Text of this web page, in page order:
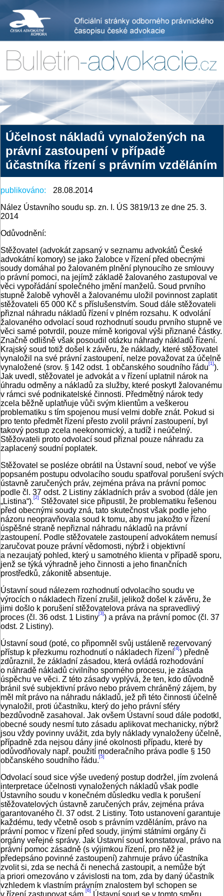
Účelnost nákladů vynaložených na
právní zastoupení v případě
účastníka řízení s právním vzděláním
publikováno:
28.08.2014
Nález Ústavního soudu sp. zn. I. ÚS 3819/13 ze dne 25. 3.
2014
Odůvodnění:
Stěžovatel (advokát zapsaný v seznamu advokátů České
advokátní komory) se jako žalobce v řízení před obecnými
soudy domáhal po žalovaném plnění plynoucího ze smlouvy
o právní pomoci, na jejímž základě žalovaného zastupoval ve
věci vypořádání společného jmění manželů. Soud prvního
stupně žalobě vyhověl a žalovanému uložil povinnost zaplatit
stěžovateli 65 000 Kč s příslušenstvím. Soud dále stěžovateli
přiznal náhradu nákladů řízení v plném rozsahu. K odvolání
žalovaného odvolací soud rozhodnutí soudu prvního stupně ve
věci samé potvrdil, pouze mírně korigoval výši přiznané částky.
Značně odlišně však posoudil otázku náhrady nákladů řízení.
Krajský soud totiž došel k závěru, že náklady, které stěžovatel
vynaložil na své právní zastoupení, nelze považovat za účelně
vynaložené (srov. § 142 odst. 1 občanského soudního řádu [1] ).
Jak uvedl, stěžovatel je advokát a v řízení uplatnil nárok na
úhradu odměny a nákladů za služby, které poskytl žalovanému
v rámci své podnikatelské činnosti. Předmětný nárok tedy
zcela běžně uplatňuje vůči svým klientům a veškerou
problematiku s tím spojenou musí velmi dobře znát. Pokud si
pro tento předmět řízení přesto zvolil právní zastoupení, byl
takový postup zcela neekonomický, a tudíž i neúčelný.
Stěžovateli proto odvolací soud přiznal pouze náhradu za
zaplacený soudní poplatek.
Stěžovatel se posléze obrátil na Ústavní soud, neboť ve výše
popsaném postupu odvolacího soudu spatřoval porušení svých
ústavně zaručených práv, zejména práva na právní pomoc
podle čl. 37 odst. 2 Listiny základních práv a svobod (dále jen
„Listina“). [2]
Stěžovatel sice připustil, že problematiku řešenou
před obecnými soudy zná, tato skutečnost však podle jeho
názoru neopravňovala soud k tomu, aby mu jakožto v řízení
úspěšné straně nepřiznal náhradu nákladů na právní
zastoupení. Podle stěžovatele zastoupení advokátem nemusí
zaručovat pouze právní vědomosti, nýbrž i objektivní
a nezaujatý pohled, který u samotného klienta v případě sporu,
jenž se týká výhradně jeho činnosti a jeho finančních
prostředků, zákonitě absentuje.
Ústavní soud nálezem rozhodnutí odvolacího soudu ve
výrocích o nákladech řízení zrušil, jelikož došel k závěru, že
jimi došlo k porušení stěžovatelova práva na spravedlivý
proces (čl. 36 odst. 1 Listiny[3] ) a práva na právní pomoc (čl. 37
odst. 2 Listiny).
Ústavní soud (poté, co připomněl svůj ustáleně rezervovaný
přístup k přezkumu rozhodnutí o nákladech řízení[4] ) předně
zdůraznil, že základní zásadou, která ovládá rozhodování
o náhradě nákladů civilního sporného procesu, je zásada
úspěchu ve věci. Z této zásady vyplývá, že ten, kdo důvodně
bránil své subjektivní právo nebo právem chráněný zájem, by
měl mít právo na náhradu nákladů, jež při této činnosti účelně
vynaložil, proti účastníku, který do jeho právní sféry
bezdůvodně zasahoval. Jak ovšem Ústavní soud dále podotkl,
obecné soudy nesmí tuto zásadu aplikovat mechanicky, nýbrž
jsou vždy povinny uvážit, zda byly náklady vynaloženy účelně,
případně zda nejsou dány jiné okolnosti případu, které by
odůvodňovaly např. použití moderačního práva podle § 150
občanského soudního řádu. [5]
Odvolací soud sice výše uvedený postup dodržel, jím zvolená
interpretace účelnosti vynaložených nákladů však podle
Ústavního soudu v konečném důsledku vedla k porušení
stěžovatelových ústavně zaručených práv, zejména práva
garantovaného čl. 37 odst. 2 Listiny. Toto ustanovení garantuje
každému, tedy včetně osob s právním vzděláním, právo na
právní pomoc v řízení před soudy, jinými státními orgány či
orgány veřejné správy. Jak Ústavní soud konstatoval, právo na
právní pomoc zásadně (s výjimkou řízení, pro něž je
předepsáno povinné zastoupení) zahrnuje právo účastníka
zvolit si, zda se nechá či nenechá zastoupit, a nemůže být
a priori omezováno v závislosti na tom, zda by daný účastník
vzhledem k vlastním právním znalostem byl schopen se
v řízení zastupovat sám. [6] Ústavní soud se v tomto směru